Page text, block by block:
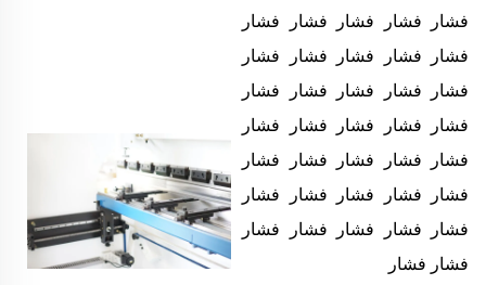
فشار فشار فشار فشار فشار
فشار فشار فشار فشار فشار
فشار فشار فشار فشار فشار
فشار فشار فشار فشار فشار
فشار فشار فشار فشار فشار
فشار فشار فشار فشار فشار
فشار فشار فشار فشار فشار
فشار فشار